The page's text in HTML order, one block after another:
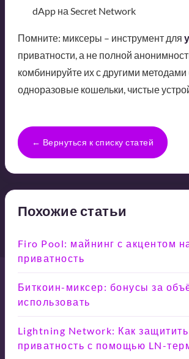
dApp на Secret Network
Помните: миксеры – инструмент для
приватности, а не полной
комбинируйте их с другими методами
одноразовые кошельки, чистые
← Вернуться к списку статей
Похожие статьи
Firo Pool: майнинг с акцентом
приватность
Биткоин-миксер: бонусы за
использовать
Lightning Network: Как защитить
приватность с помощью LN-